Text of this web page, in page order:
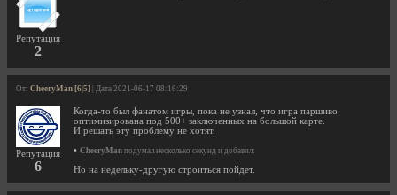
Репутация
2
От: CheeryMan [6|5] | Дата 2021-06-17 08:16:29
Репутация
6
Когда-то был фанатом игры, пока не узнал, что игра паршиво
оптимизирована под 500+ заключенных на большой карте.
И решать эту проблему не хотят.
• CheeryMan подумал несколько секунд и добавил:
Но на недельку-другую строиться пойдет.